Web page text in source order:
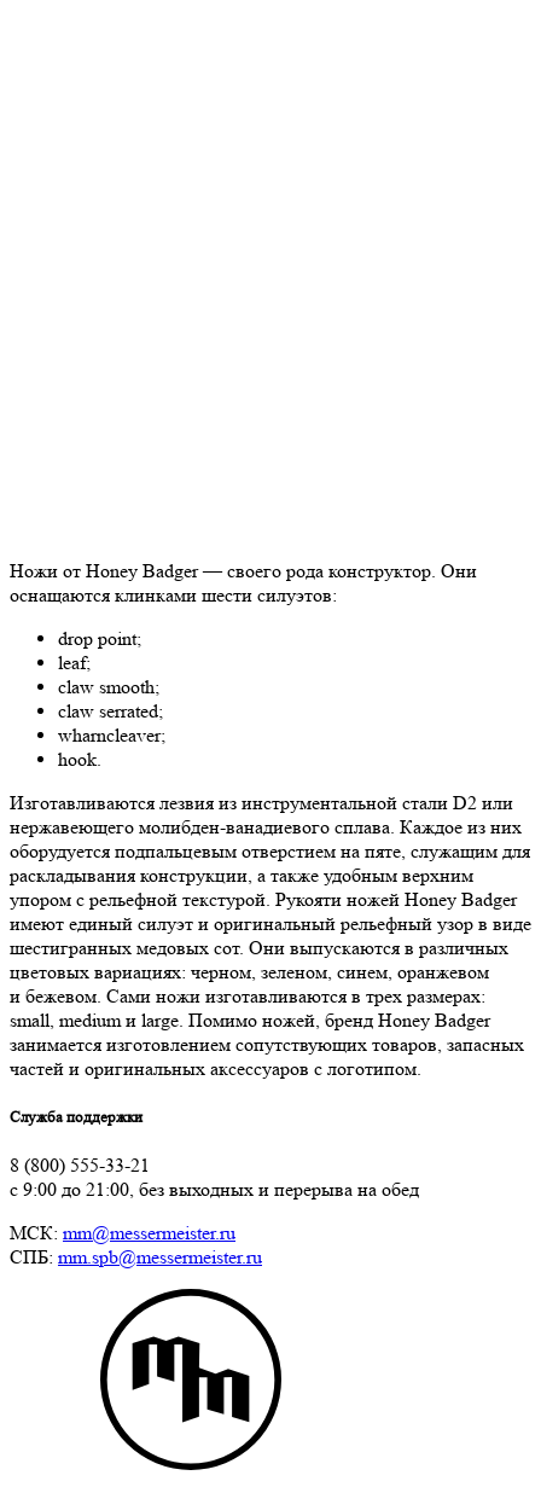
Ножи от Honey Badger — своего рода конструктор. Они
оснащаются клинками шести силуэтов:
drop point;
leaf;
claw smooth;
claw serrated;
wharncleaver;
hook.
Изготавливаются лезвия из инструментальной стали D2 или
нержавеющего молибден-ванадиевого сплава. Каждое из них
оборудуется подпальцевым отверстием на пяте, служащим для
раскладывания конструкции, а также удобным верхним
упором с рельефной текстурой. Рукояти ножей Honey Badger
имеют единый силуэт и оригинальный рельефный узор в виде
шестигранных медовых сот. Они выпускаются в различных
цветовых вариациях: черном, зеленом, синем, оранжевом
и бежевом. Сами ножи изготавливаются в трех размерах:
small, medium и large. Помимо ножей, бренд Honey Badger
занимается изготовлением сопутствующих товаров, запасных
частей и оригинальных аксессуаров с логотипом.
Служба поддержки
8 (800) 555-33-21
с 9:00 до 21:00, без выходных и перерыва на обед
МСК: mm@messermeister.ru
СПБ: mm.spb@messermeister.ru